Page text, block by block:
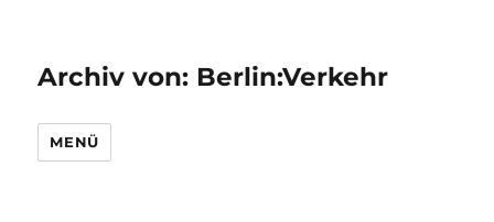
Archiv von: Berlin:Verkehr
MENÜ